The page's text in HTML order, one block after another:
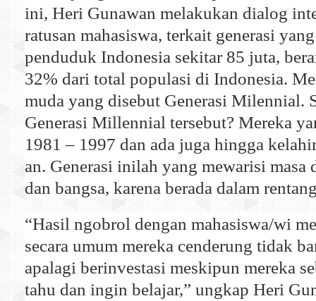
ini, Heri Gunawan melakukan dialog
ratusan mahasiswa, terkait generasi
penduduk Indonesia sekitar 85 juta,
32% dari total populasi di Indonesia.
muda yang disebut Generasi Milennial.
Generasi Millennial tersebut? Mereka
1981 – 1997 dan ada juga hingga
an. Generasi inilah yang mewarisi masa
dan bangsa, karena berada dalam
“Hasil ngobrol dengan mahasiswa/wi
secara umum mereka cenderung tidak
apalagi berinvestasi meskipun mereka
tahu dan ingin belajar,” ungkap Heri